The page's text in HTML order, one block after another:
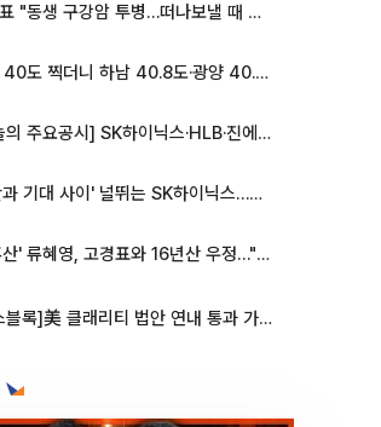
차인표 "동생 구강암 투병…떠나보낼 때 가장 힘들었다”
서울 40도 찍더니 하남 40.8도·광양 40.2도…전국 '펄펄'
[오늘의 주요공시] SK하이닉스·HLB·진에어·포스코홀딩스·네이버·대우건설 등
'불안과 기대 사이' 널뛰는 SK하이닉스…증권가 "HBM4·LTA 기반 펀터멘털 견고"
'나혼산' 류혜영, 고경표와 16년산 우정…"자취방서 부모님과 마주쳐"
[넥스블록]美 클래리티 법안 연내 통과 가능성 13%…상원 문턱서 제동